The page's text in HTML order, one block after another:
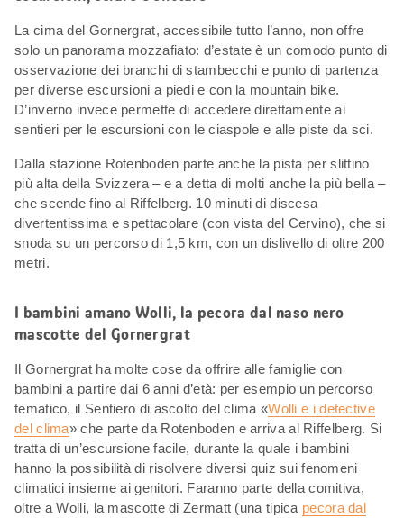
La cima del Gornergrat, accessibile tutto l’anno, non offre
solo un panorama mozzafiato: d’estate è un comodo punto di
osservazione dei branchi di stambecchi e punto di partenza
per diverse escursioni a piedi e con la mountain bike.
D’inverno invece permette di accedere direttamente ai
sentieri per le escursioni con le ciaspole e alle piste da sci.
Dalla stazione Rotenboden parte anche la pista per slittino
più alta della Svizzera – e a detta di molti anche la più bella –
che scende fino al Riffelberg. 10 minuti di discesa
divertentissima e spettacolare (con vista del Cervino), che si
snoda su un percorso di 1,5 km, con un dislivello di oltre 200
metri.
I bambini amano Wolli, la pecora dal naso nero
mascotte del Gornergrat
Il Gornergrat ha molte cose da offrire alle famiglie con
bambini a partire dai 6 anni d’età: per esempio un percorso
tematico, il Sentiero di ascolto del clima «Wolli e i detective
del clima» che parte da Rotenboden e arriva al Riffelberg. Si
tratta di un’escursione facile, durante la quale i bambini
hanno la possibilità di risolvere diversi quiz sui fenomeni
climatici insieme ai genitori. Faranno parte della comitiva,
oltre a Wolli, la mascotte di Zermatt (una tipica pecora dal